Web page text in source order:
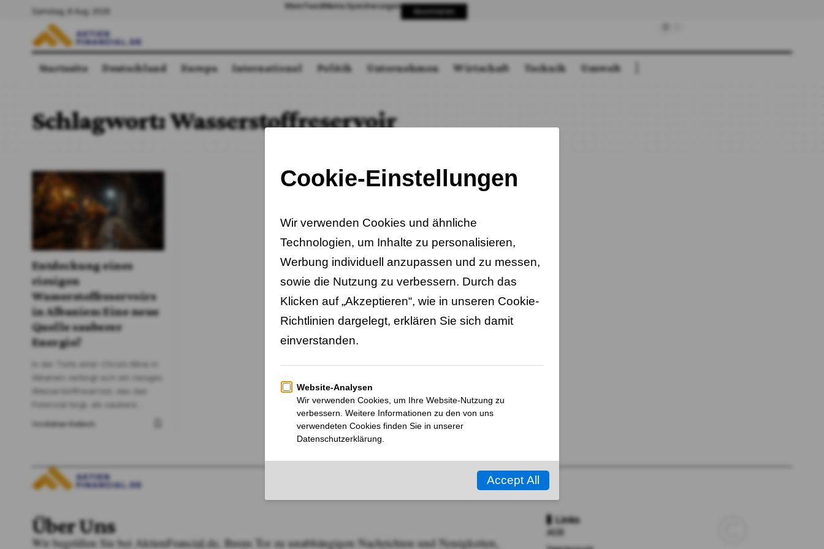
Samstag, 8 Aug. 2026
Mein FeedMeine Speicherungen
Abonnieren
Startseite Deutschland Europa International Politik Unternehmen Wirtschaft Technik Umwelt
Schlagwort:Wasserstoffreservoir
Entdeckung eines
riesigen
Wasserstoffreservoirs
in Albanien: Eine neue
Quelle sauberer
Energie?
In der Tiefe einer Chrom-Mine in
Albanien verbirgt sich ein riesiges
Wasserstoffreservoir, das das
Potenzial birgt, als saubere
VonAdrian Kelbich
Über Uns
Wir begrüßen Sie bei AktienFrancial.de, Ihrem Tor zu unabhängigen Nachrichten und Neuigkeiten,
Links
AGB